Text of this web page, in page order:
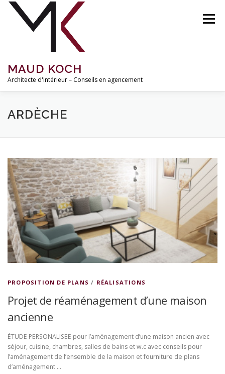
Aller
MAUD KOCH
Architecte d'intérieur – Conseils en agencement
Menu
ACCUEIL À PROPOS
CONTACT
ARDÈCHE
PROPOSITION DE PLANS / RÉALISATIONS
Projet de réaménagement d’une maison
ancienne
ÉTUDE PERSONALISEE pour l’aménagement d’une maison ancien avec
séjour, cuisine, chambres, salles de bains et w.c avec conseils pour
l’aménagement de l’ensemble de la maison et fourniture de plans
d’aménagement …